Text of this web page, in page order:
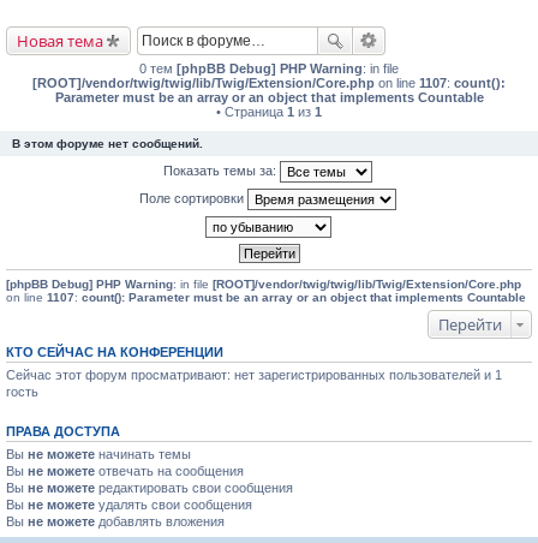
Новая тема
0 тем [phpBB Debug] PHP Warning: in file
[ROOT]/vendor/twig/twig/lib/Twig/Extension/Core.php on line 1107: count():
Parameter must be an array or an object that implements Countable
• Страница 1 из 1
В этом форуме нет сообщений.
Показать темы за:
Поле сортировки
[phpBB Debug] PHP Warning: in file [ROOT]/vendor/twig/twig/lib/Twig/Extension/Core.php
on line 1107: count(): Parameter must be an array or an object that implements Countable
Перейти
КТО СЕЙЧАС НА КОНФЕРЕНЦИИ
Сейчас этот форум просматривают: нет зарегистрированных пользователей и 1
гость
ПРАВА ДОСТУПА
Вы не можете начинать темы
Вы не можете отвечать на сообщения
Вы не можете редактировать свои сообщения
Вы не можете удалять свои сообщения
Вы не можете добавлять вложения